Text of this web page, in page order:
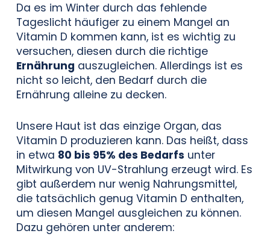
Da es im Winter durch das fehlende
Tageslicht häufiger zu einem Mangel an
Vitamin D kommen kann, ist es wichtig zu
versuchen, diesen durch die richtige
Ernährung auszugleichen. Allerdings ist es
nicht so leicht, den Bedarf durch die
Ernährung alleine zu decken.
Unsere Haut ist das einzige Organ, das
Vitamin D produzieren kann. Das heißt, dass
in etwa 80 bis 95% des Bedarfs unter
Mitwirkung von UV-Strahlung erzeugt wird. Es
gibt außerdem nur wenig Nahrungsmittel,
die tatsächlich genug Vitamin D enthalten,
um diesen Mangel ausgleichen zu können.
Dazu gehören unter anderem: